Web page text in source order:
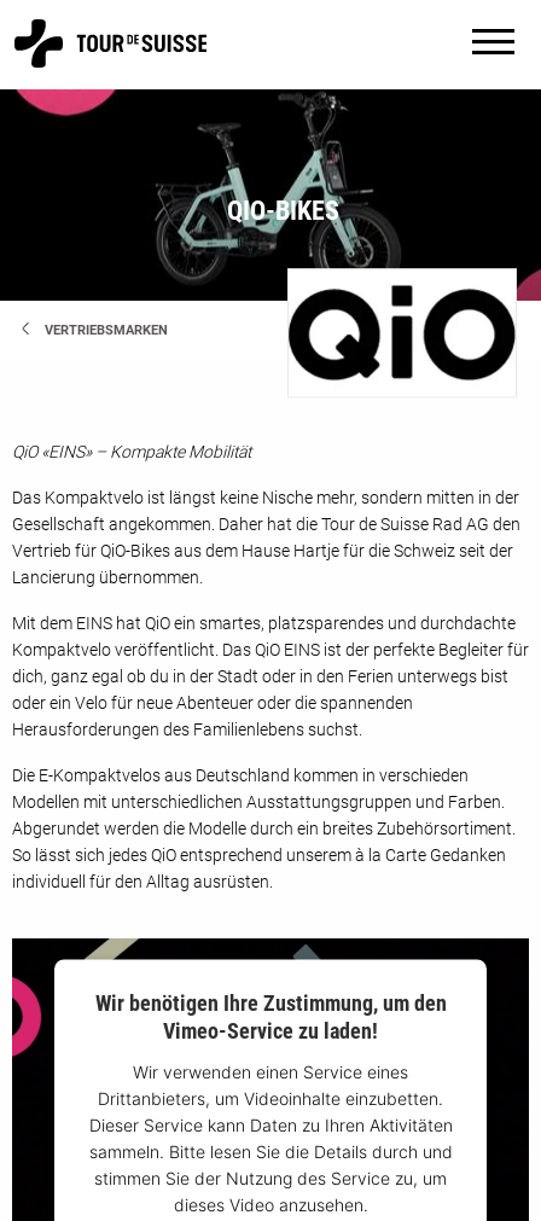
QIO-BIKES
VERTRIEBSMARKEN
QiO «EINS» – Kompakte Mobilität
Das Kompaktvelo ist längst keine Nische mehr, sondern mitten in der
Gesellschaft angekommen. Daher hat die Tour de Suisse Rad AG den
Vertrieb für QiO-Bikes aus dem Hause Hartje für die Schweiz seit der
Lancierung übernommen.
Mit dem EINS hat QiO ein smartes, platzsparendes und durchdachte
Kompaktvelo veröffentlicht. Das QiO EINS ist der perfekte Begleiter für
dich, ganz egal ob du in der Stadt oder in den Ferien unterwegs bist
oder ein Velo für neue Abenteuer oder die spannenden
Herausforderungen des Familienlebens suchst.
Die E-Kompaktvelos aus Deutschland kommen in verschieden
Modellen mit unterschiedlichen Ausstattungsgruppen und Farben.
Abgerundet werden die Modelle durch ein breites Zubehörsortiment.
So lässt sich jedes QiO entsprechend unserem à la Carte Gedanken
individuell für den Alltag ausrüsten.
Wir benötigen Ihre Zustimmung, um den
Vimeo-Service zu laden!
Wir verwenden einen Service eines
Drittanbieters, um Videoinhalte einzubetten.
Dieser Service kann Daten zu Ihren Aktivitäten
sammeln. Bitte lesen Sie die Details durch und
stimmen Sie der Nutzung des Service zu, um
dieses Video anzusehen.